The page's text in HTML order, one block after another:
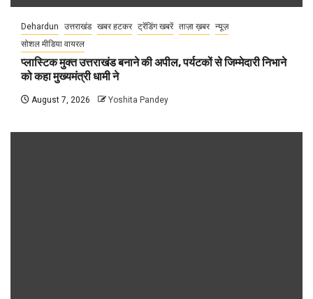
Dehardun उत्तराखंड खबर हटकर ट्रेंडिंग खबरें ताज़ा ख़बर न्यूज़
सोशल मीडिया वायरल
प्लास्टिक मुक्त उत्तराखंड बनाने की अपील, पर्यटकों से जिम्मेदारी निभाने
को कहा मुख्यमंत्री धामी ने
August 7, 2026 Yoshita Pandey